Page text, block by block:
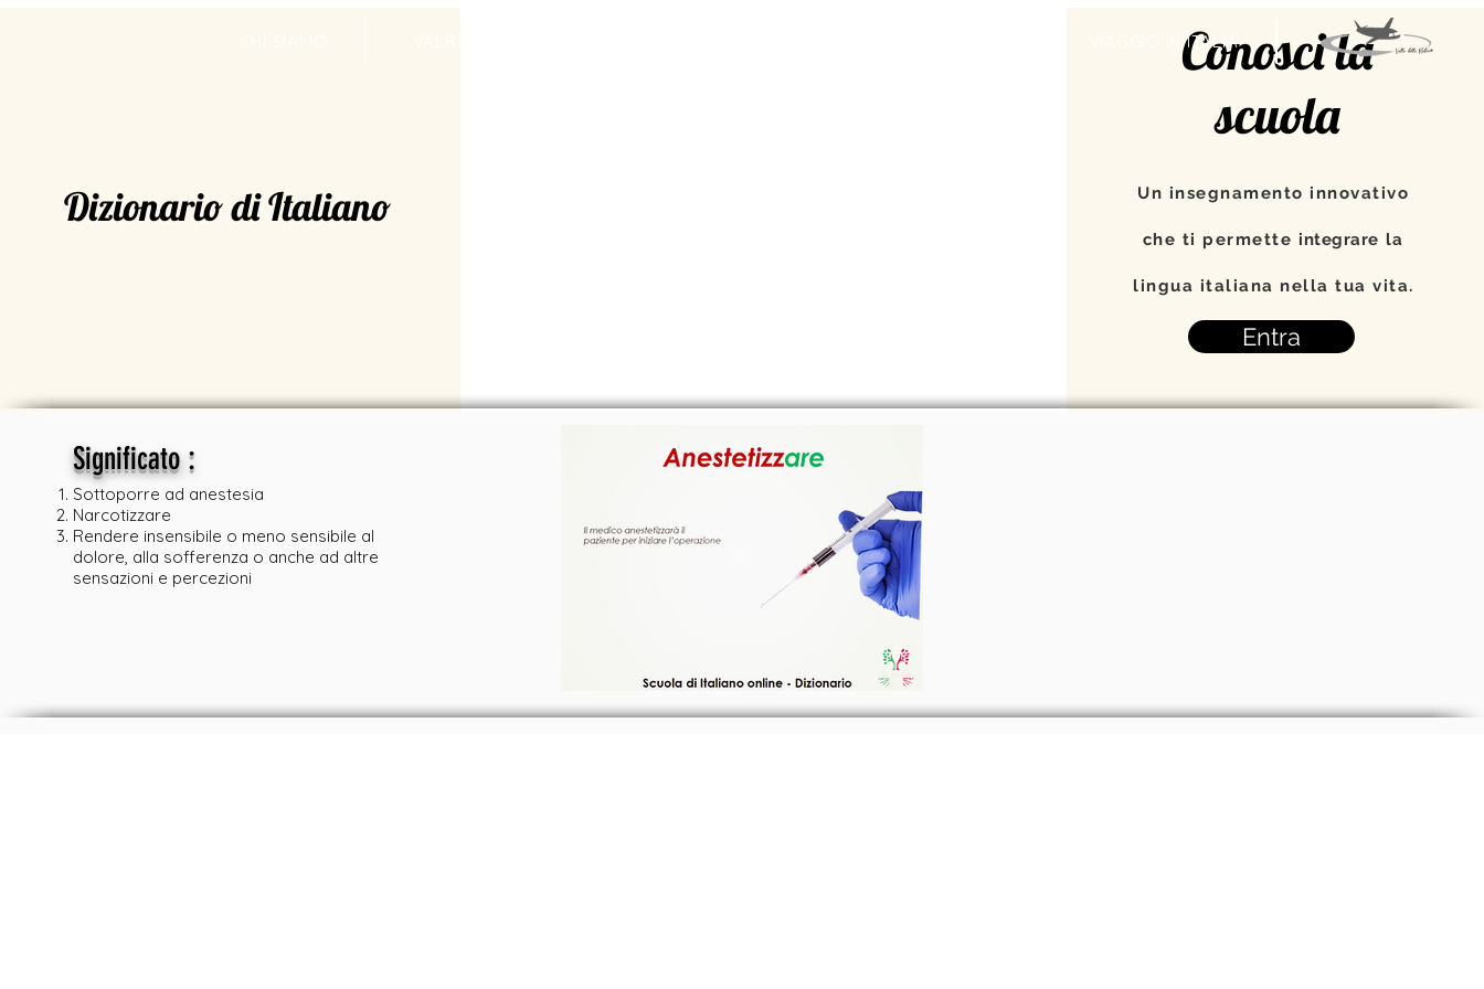
VIAGGIO IN ITALIA
Dizionario di Italiano
Conosci la
scuola
Un insegnamento innovativo
che ti permette integrare la
lingua italiana nella tua vita.
Entra
Significato:
Sottoporre ad anestesia
Narcotizzare
Rendere insensibile o meno sensibile al
dolore, alla sofferenza o anche ad altre
sensazioni e percezioni